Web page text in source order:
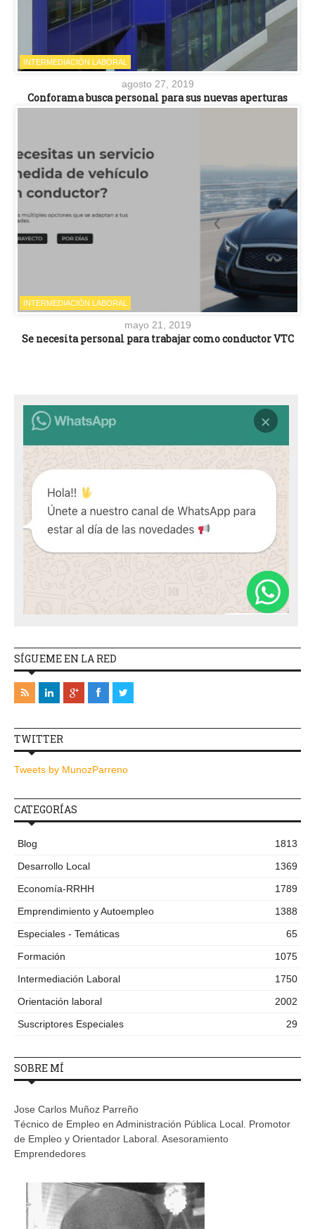
INTERMEDIACIÓN LABORAL
agosto 27, 2019
Conforama busca personal para sus nuevas aperturas
INTERMEDIACIÓN LABORAL
mayo 21, 2019
Se necesita personal para trabajar como conductor VTC
SÍGUEME EN LA RED
TWITTER
Tweets by MunozParreno
CATEGORÍAS
Blog
1813
Desarrollo Local
1369
Economía-RRHH
1789
Emprendimiento y Autoempleo
1388
Especiales - Temáticas
65
Formación
1075
Intermediación Laboral
1750
Orientación laboral
2002
Suscriptores Especiales
29
SOBRE MÍ
Jose Carlos Muñoz Parreño
Técnico de Empleo en Administración Pública Local. Promotor
de Empleo y Orientador Laboral. Asesoramiento
Emprendedores